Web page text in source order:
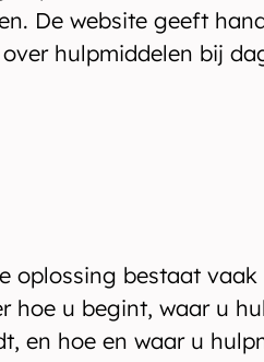
De website geeft
hulpmiddelen bij
oplossing bestaat
hoe u begint, waar u
en hoe en waar u